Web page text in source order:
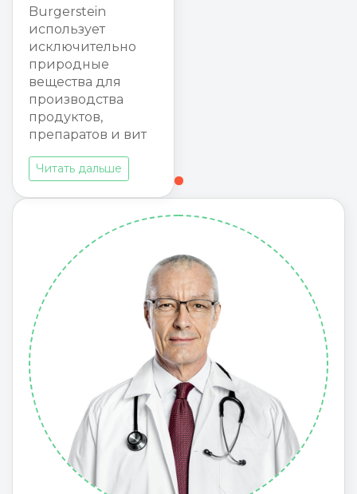
Burgerstein
использует
исключительно
природные
вещества для
производства
продуктов,
препаратов и вит
Читать дальше